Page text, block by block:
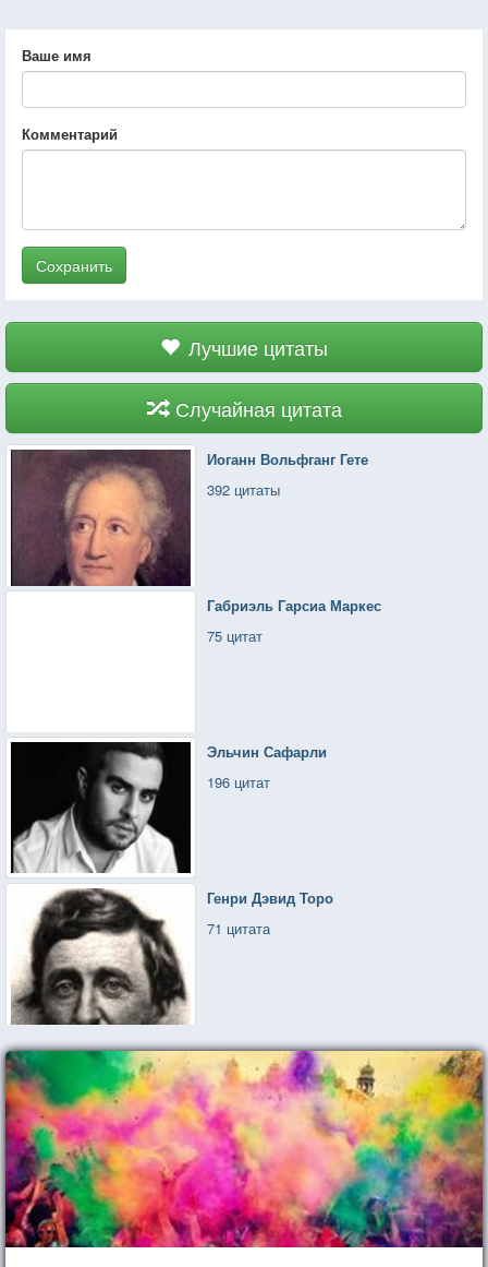
Ваше имя
Комментарий
Сохранить
Лучшие цитаты
Случайная цитата
Иоганн Вольфганг Гете
392 цитаты
Габриэль Гарсиа Маркес
75 цитат
Эльчин Сафарли
196 цитат
Генри Дэвид Торо
71 цитата